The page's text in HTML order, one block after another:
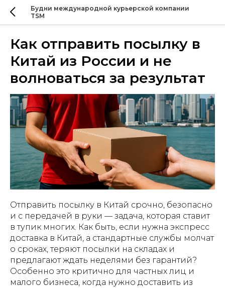
Будни международной курьерской компании
TSM
Как отправить посылку в
Китай из России и не
волноваться за результат
Отправить посылку в Китай срочно, безопасно
и с передачей в руки — задача, которая ставит
в тупик многих. Как быть, если нужна экспресс
доставка в Китай, а стандартные службы молчат
о сроках, теряют посылки на складах и
предлагают ждать неделями без гарантий?
Особенно это критично для частных лиц и
малого бизнеса, когда нужно доставить из